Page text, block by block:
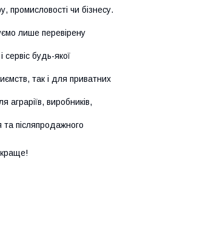
промисловості чи бізнесу.
лише перевірену
сервіс будь-якої
так і для приватних
аграріїв, виробників,
післяпродажного